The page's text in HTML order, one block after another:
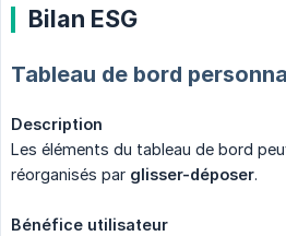
Bilan ESG
Tableau de bord
Description
Les éléments du tableau de bord
réorganisés par glisser-déposer.
Bénéfice utilisateur